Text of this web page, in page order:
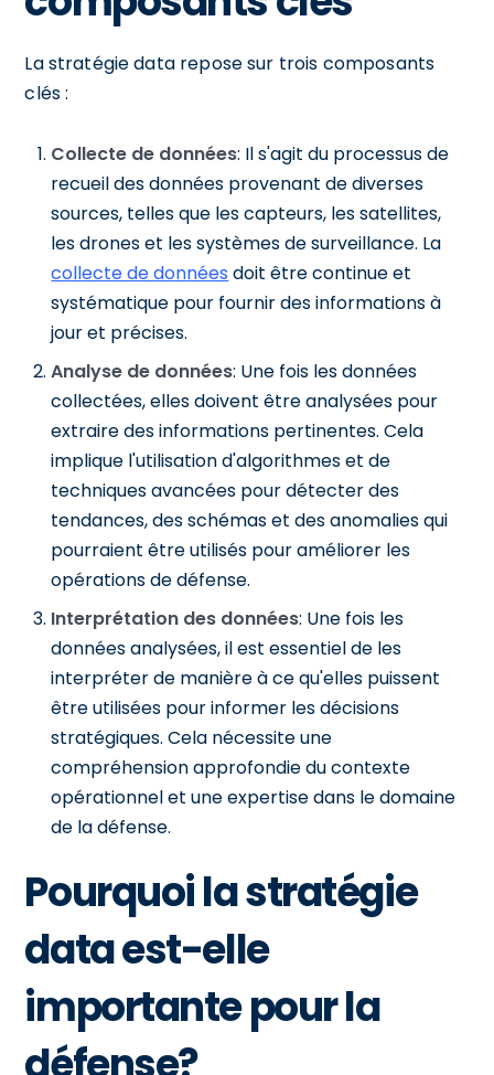
La stratégie data repose sur trois composants
clés :
Collecte de données: Il s'agit du processus de
recueil des données provenant de diverses
sources, telles que les capteurs, les satellites,
les drones et les systèmes de surveillance. La
collecte de données doit être continue et
systématique pour fournir des informations à
jour et précises.
Analyse de données: Une fois les données
collectées, elles doivent être analysées pour
extraire des informations pertinentes. Cela
implique l'utilisation d'algorithmes et de
techniques avancées pour détecter des
tendances, des schémas et des anomalies qui
pourraient être utilisés pour améliorer les
opérations de défense.
Interprétation des données: Une fois les
données analysées, il est essentiel de les
interpréter de manière à ce qu'elles puissent
être utilisées pour informer les décisions
stratégiques. Cela nécessite une
compréhension approfondie du contexte
opérationnel et une expertise dans le domaine
de la défense.
Pourquoi la stratégie
data est-elle
importante pour la